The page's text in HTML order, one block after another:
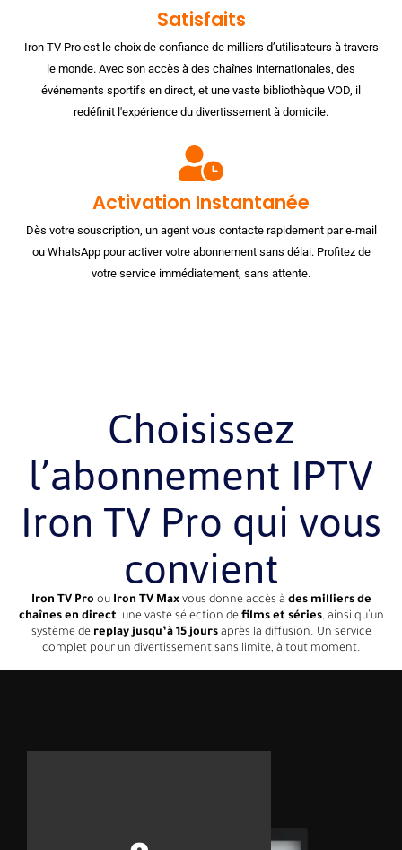
Satisfaits
Iron TV Pro est le choix de confiance de milliers d’utilisateurs à travers
le monde. Avec son accès à des chaînes internationales, des
événements sportifs en direct, et une vaste bibliothèque VOD, il
redéfinit l'expérience du divertissement à domicile.
Activation Instantanée
Dès votre souscription, un agent vous contacte rapidement par e-mail
ou WhatsApp pour activer votre abonnement sans délai. Profitez de
votre service immédiatement, sans attente.
Choisissez
l’abonnement IPTV
Iron TV Pro qui vous
convient
Iron TV Pro ou Iron TV Maxvous donne accès à des milliers de
chaînes en direct, une vaste sélection de films et séries, ainsi qu’un
système de replay jusqu’à 15 joursaprès la diffusion. Un service
complet pour un divertissement sans limite, à tout moment.